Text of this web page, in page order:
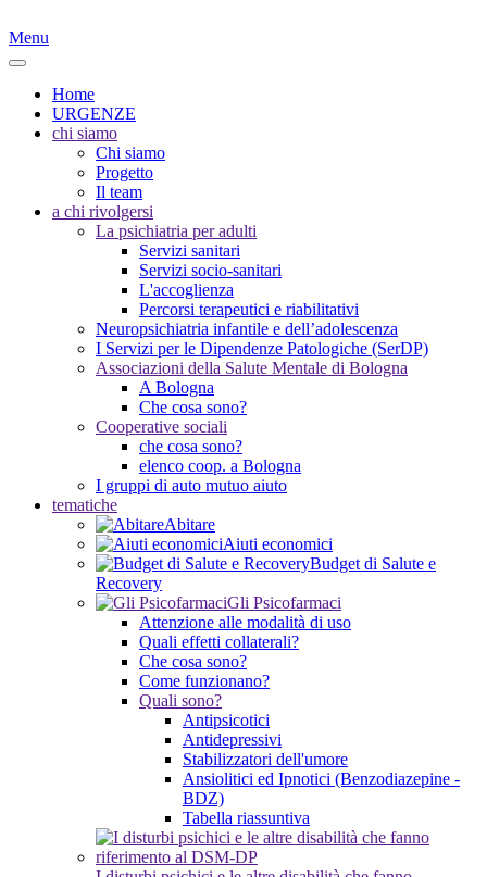
Menu
Home
URGENZE
chi siamo
Chi siamo
Progetto
Il team
a chi rivolgersi
La psichiatria per adulti
Servizi sanitari
Servizi socio-sanitari
L'accoglienza
Percorsi terapeutici e riabilitativi
Neuropsichiatria infantile e dell’adolescenza
I Servizi per le Dipendenze Patologiche (SerDP)
Associazioni della Salute Mentale di Bologna
A Bologna
Che cosa sono?
Cooperative sociali
che cosa sono?
elenco coop. a Bologna
I gruppi di auto mutuo aiuto
tematiche
Abitare
Aiuti economici
Budget di Salute e
Recovery
Gli Psicofarmaci
Attenzione alle modalità di uso
Quali effetti collaterali?
Che cosa sono?
Come funzionano?
Quali sono?
Antipsicotici
Antidepressivi
Stabilizzatori dell'umore
Ansiolitici ed Ipnotici (Benzodiazepine -
BDZ)
Tabella riassuntiva